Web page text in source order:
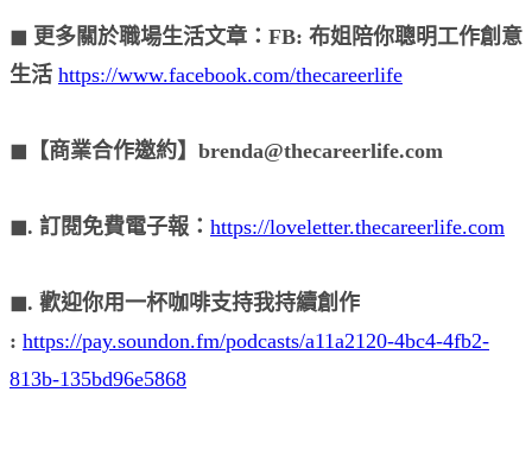
◼︎ 更多關於職場生活文章：FB: 布姐陪你聰明工作創意
生活 https://www.facebook.com/thecareerlife
◼︎【商業合作邀約】brenda@thecareerlife.com
◼︎. 訂閱免費電子報： https://loveletter.thecareerlife.com
◼︎. 歡迎你用一杯咖啡支持我持續創作
: https://pay.soundon.fm/podcasts/a11a2120-4bc4-4fb2-
813b-135bd96e5868